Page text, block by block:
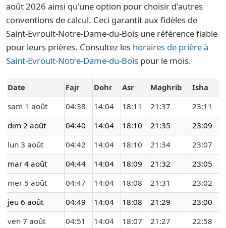
août 2026 ainsi qu'une option pour choisir d'autres
conventions de calcul. Ceci garantit aux fidèles de
Saint-Evroult-Notre-Dame-du-Bois une référence fiable
pour leurs prières. Consultez les horaires de prière à
Saint-Evroult-Notre-Dame-du-Bois pour le mois.
Date Fajr Dohr Asr Maghrib
Isha
sam 1 août
04:38 14:04 18:11 21:37
23:11
dim 2 août
04:40 14:04 18:10 21:35
23:09
lun 3 août
04:42 14:04 18:10 21:34
23:07
mar 4 août
04:44 14:04 18:09 21:32
23:05
mer 5 août
04:47 14:04 18:08 21:31
23:02
jeu 6 août
04:49 14:04 18:08 21:29
23:00
ven 7 août
04:51 14:04 18:07 21:27
22:58